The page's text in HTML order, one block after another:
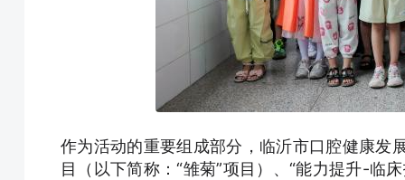
作为活动的重要组成部分，临沂市口腔健康发
目（以下简称：“雏菊”项目）、“能力提升-临